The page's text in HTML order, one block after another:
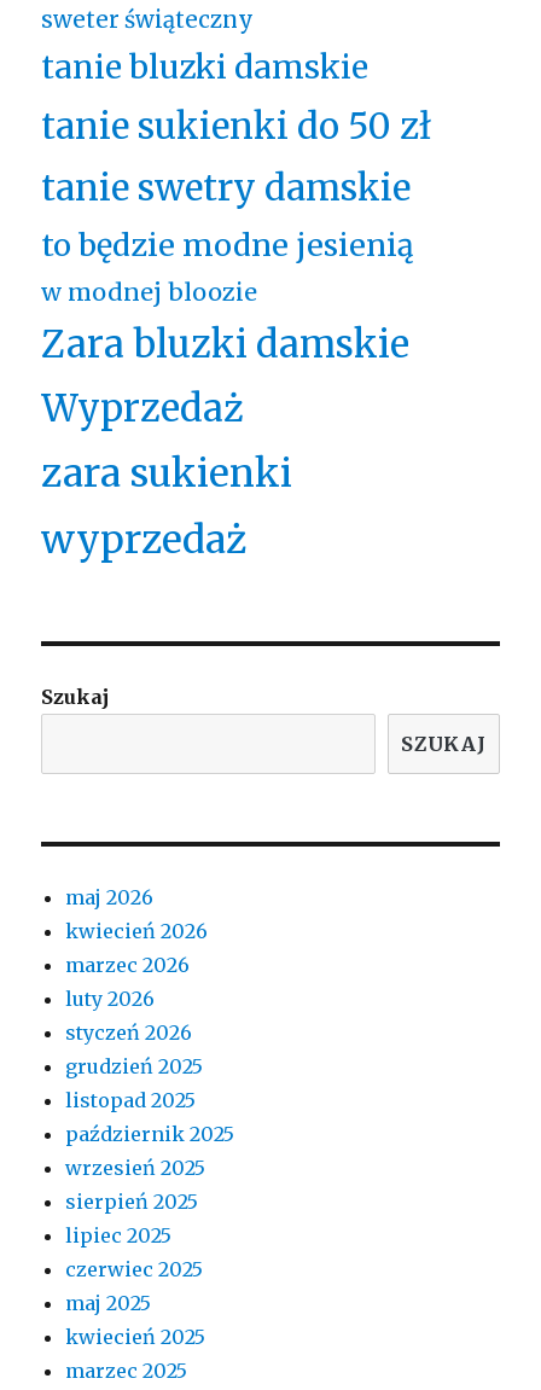
sweter świąteczny
tanie bluzki damskie
tanie sukienki do 50 zł
tanie swetry damskie
to będzie modne jesienią
w modnej bloozie
Zara bluzki damskie
Wyprzedaż
zara sukienki
wyprzedaż
Szukaj
SZUKAJ
maj 2026
kwiecień 2026
marzec 2026
luty 2026
styczeń 2026
grudzień 2025
listopad 2025
październik 2025
wrzesień 2025
sierpień 2025
lipiec 2025
czerwiec 2025
maj 2025
kwiecień 2025
marzec 2025